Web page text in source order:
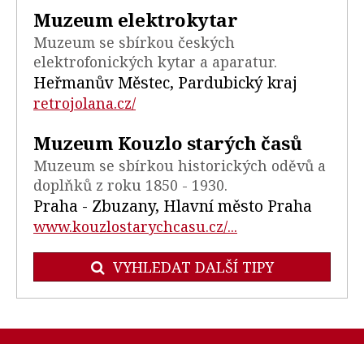
Muzeum elektrokytar
Muzeum se sbírkou českých
elektrofonických kytar a aparatur.
Heřmanův Městec, Pardubický kraj
retrojolana.cz/
Muzeum Kouzlo starých časů
Muzeum se sbírkou historických oděvů a
doplňků z roku 1850 - 1930.
Praha - Zbuzany, Hlavní město Praha
www.kouzlostarychcasu.cz/...
VYHLEDAT DALŠÍ TIPY